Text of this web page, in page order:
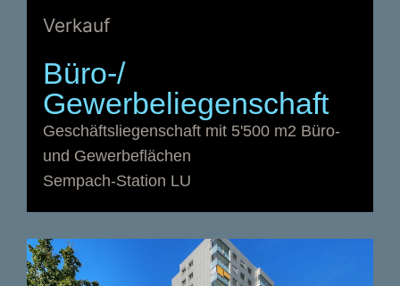
Verkauf
Büro-/
Gewerbeliegenschaft
Geschäftsliegenschaft mit 5'500 m2 Büro-
und Gewerbeflächen
Sempach-Station LU